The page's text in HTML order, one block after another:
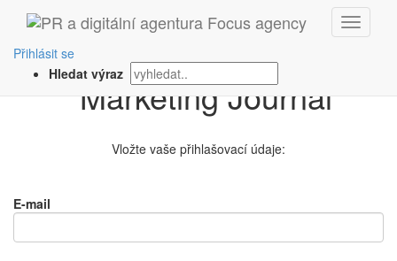
Přihlásit se
Hledat výrazPřihlášení na
Vložte vaše přihlašovací údaje:
E-mail